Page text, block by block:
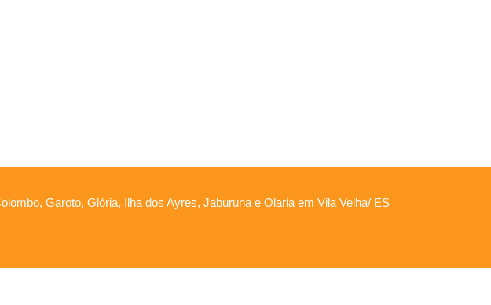
Garoto, Glória, Ilha dos Ayres, Jaburuna e Olaria em Vila Velha/ ES